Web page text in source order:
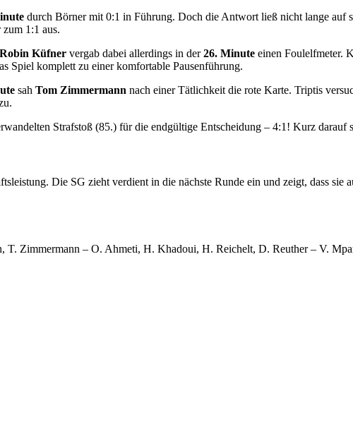
durch Börner mit 0:1 in Führung. Doch die Antwort ließ nicht lange auf
1:1 aus.
Robin Küfner vergab dabei allerdings in der26. Minute einen Foulelfmeter.
Spiel komplett zu einer komfortable Pausenführung.
sah Tom Zimmermann nach einer Tätlichkeit die rote Karte. Triptis
Strafstoß (85.) für die endgültige Entscheidung – 4:1! Kurz darauf
Die SG zieht verdient in die nächste Runde ein und zeigt, dass
T. Zimmermann – O. Ahmeti, H. Khadoui, H. Reichelt, D. Reuther – V.